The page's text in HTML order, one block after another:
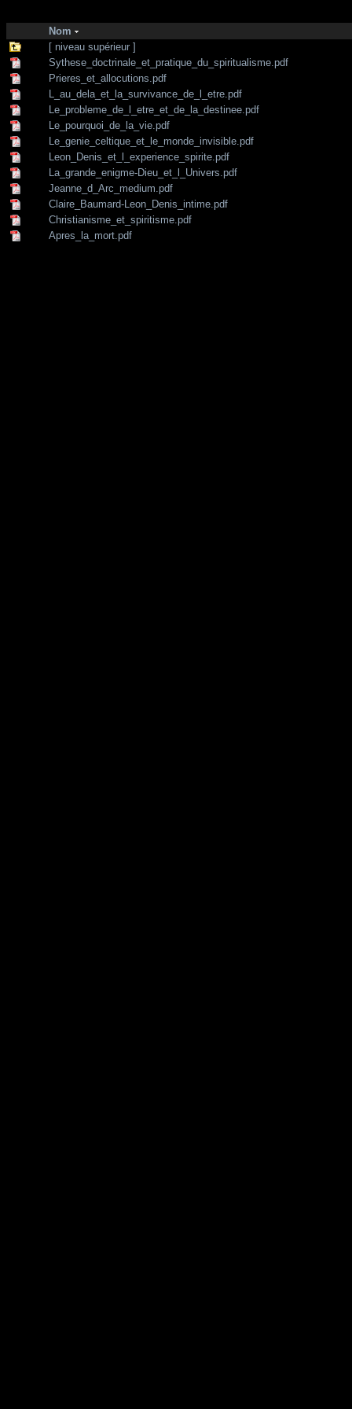
Nom
[ niveau supérieur ]
Sythese_doctrinale_et_pratique_du_spiritualisme.pdf
Prieres_et_allocutions.pdf
L_au_dela_et_la_survivance_de_l_etre.pdf
Le_probleme_de_l_etre_et_de_la_destinee.pdf
Le_pourquoi_de_la_vie.pdf
Le_genie_celtique_et_le_monde_invisible.pdf
Leon_Denis_et_l_experience_spirite.pdf
La_grande_enigme-Dieu_et_l_Univers.pdf
Jeanne_d_Arc_medium.pdf
Claire_Baumard-Leon_Denis_intime.pdf
Christianisme_et_spiritisme.pdf
Apres_la_mort.pdf